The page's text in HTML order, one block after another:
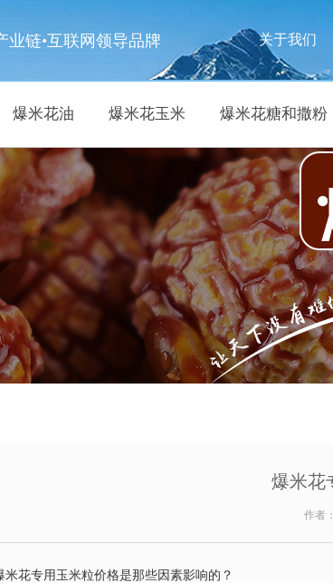
业链•互联网领导品牌 关于我们
爆米花油 爆米花玉米 爆米花糖和撒粉
爆米花
作者
米花专用玉米粒价格是那些因素影响的？